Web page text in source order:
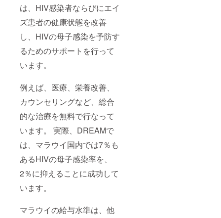
は、HIV感染者ならびにエイ
ズ患者の健康状態を改善
し、HIVの母子感染を予防す
るためのサポートを行って
います。
例えば、医療、栄養改善、
カウンセリングなど、総合
的な治療を無料で行なって
います。 実際、DREAMで
は、マラウイ国内では7％も
あるHIVの母子感染率を、
2％に抑えることに成功して
います。
マラウイの給与水準は、他